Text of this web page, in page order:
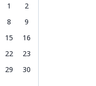
1
2
8
9
15
16
22
23
29
30